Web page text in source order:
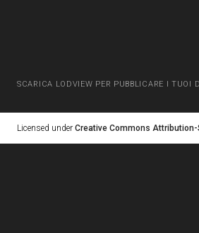
SCARICA LODVIEW PER PUBBLICARE I TUOI
Licensed under Creative Commons